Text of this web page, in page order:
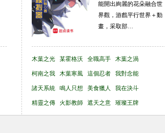
能開出絢麗的花朵融合世
界觀，游戲平行世界＋動
畫，采取部…
木葉之光 某霍格沃 全職高手 木葉之渦
柯南之我 木葉寒風 這個忍者 我對念能
諸天系統 鳴人只想 美食獵人 我在決斗
精靈之傳 火影教師 遮天之意 璀璨王牌